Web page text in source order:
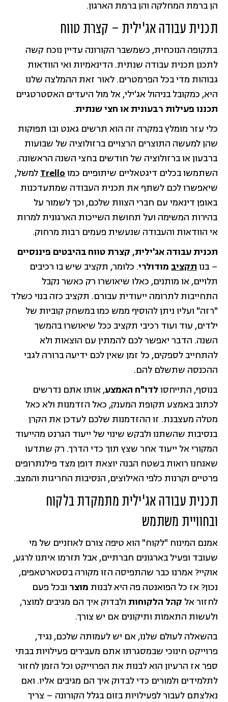
הן ברמת המחלקה והן ברמת הארגון.
תכנית עבודה אג'ילית – קצרת טווח
בתקופה הנוכחית, כשמשבר הקורונה עדיין נוכח קשה
לתכנן תכנית עבודה שנתית. הדינאמיות ואי הוודאות
גבוהות מדי בכל הפרמטרים. לאור זאת ההמלצה שלנו
היא, כמקובל בניהול אג'ילי, אל מול היעדים האסטרטגיים
תכננו פעילות רבעונית או חצי שנתית.
כלי עזר מומלץ במקרה זה הוא תרשים גאנט ובו תפוקות
שהן למעשה התוצרים הרצויים ברזולוציה של שבועות
ברבעון או ברזולוציה של חודשים בחצי השנה הראשונה.
השתמשו בכלים דיגטאליים שיתופיים כמוTrelloלמשל,
שיאפשרו לכם לשתף את תכנית העבודה שמתעדכנות
באופן דינאמי עם חברי הצוות שלכם, וכך לשמור על
בהירות המשימה ועל תחושת השייכות הארגונית למרות
אי הוודאות והעבודה שנעשית פעמים רבות מרחוק.
תכנית עבודה אג'ילית, קצרת טווח בהיבטים פיננסיים
– בנותקציב מודולרי. כלומר, תקציב שיש בו רכיבים
תלויים, או מותנים, כאלו שיאושרו רק כאשר נקבל
התחייבות לתרומה ייעודית עבורם. תקציב כזה בנוי כשלד
"רזה" ועליו ניתן להוסיף ממש כמו במשחק קוביות של
ילדים, עוד ועוד רכיבי תקציב ככל שיאושרו בהמשך
השנה. הדבר יאפשר לכם להמתין עם הוצאות ולא
להתחייב לספקים, כל זמן שאין לכם ידיעה ברורה לגבי
ההכנסה שתשלם להם.
בנוסף, התייחסולדו"ח האמצע, אותו אתם נדרשים
לכתוב באמצע תקופת המענק, כאל הזדמנות ולא כאל
מטלה מעצבנת. זו ההזדמנות שלכם לעדכן את הקרן
בנסיבות שהשתנו ולבקש שינוי של ייעוד הגרנט מהייעוד
המקורי אל ייעוד אחר שצץ תוך כדי הדרך. רק שתדעו
שאנחנו רואות בשטח הבנה יוצאת דופן מצד פילנתרופים
פרטיים וקרנות כלפי האילוצים, הנסיבות החריגות והמצב.
תכנית עבודה אג'ילית מתמקדת בלקוח
ובחוויית משתמש
אמנם המינוח "לקוח" הוא טיפה צורם לאוזניים של מי
שעובד ופעיל בארגונים חברתיים, אבל תזרמו איתנו לרגע,
אוקיי? אמרנו כבר שהתפיסה הזו מקורה בסטארטאפים,
נכון? אז כל הפואנטה פה היא לבנות מוצר ובכל פעם
לחזור אל קהל הלקוחות ולבדוק איך הם מגיבים למוצר,
ולעשות התאמות ותיקונים אם יש צורך.
בהשאלה לעולם שלנו, אם יש לעמותה שלכם, נגיד,
פרוייקט חינוכי שבמסגרתו אתם מעבירים פעילויות בבתי
ספר אז הרעיון הוא לבנות את הפרוייקט וכל הזמן לחזור
לתלמידים ולמורים כדי לבדוק איך הם מגיבים אליו. ואם
נאלצתם לעבור לפעילויות בזום בגלל הקורונה – צריך